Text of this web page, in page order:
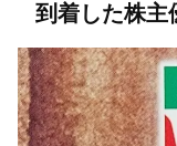
到着した株主